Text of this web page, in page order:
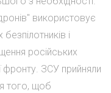
використовує
і
російських
фронту. ЗСУ прийняли
того, щоб